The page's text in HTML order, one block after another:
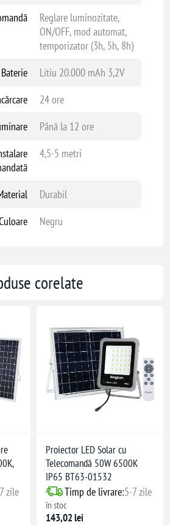
Reglare luminozitate,
ON/OFF, mod automat,
temporizator (3h, 5h, 8h)
Baterie
Litiu 20.000 mAh 3,2V
24 ore
Până la 12 ore
4,5-5 metri
Durabil
Negru
corelate
zile
Proiector LED Solar cu
Telecomandă 50W 6500K
IP65 BT63-01532
Timp de livrare:5-7 zile
în stoc
143,02 lei